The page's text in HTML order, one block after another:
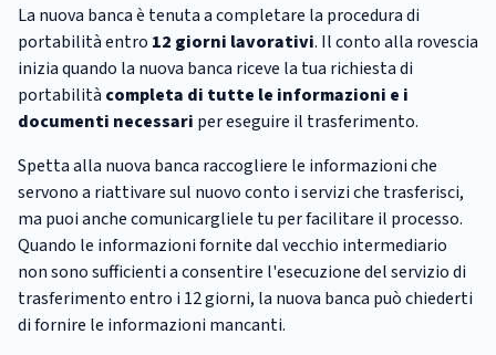
La nuova banca è tenuta a completare la procedura di
portabilità entro 12 giorni lavorativi. Il conto alla rovescia
inizia quando la nuova banca riceve la tua richiesta di
portabilità completa di tutte le informazioni e i
documenti necessari per eseguire il trasferimento.
Spetta alla nuova banca raccogliere le informazioni che
servono a riattivare sul nuovo conto i servizi che trasferisci,
ma puoi anche comunicargliele tu per facilitare il processo.
Quando le informazioni fornite dal vecchio intermediario
non sono sufficienti a consentire l'esecuzione del servizio di
trasferimento entro i 12 giorni, la nuova banca può chiederti
di fornire le informazioni mancanti.